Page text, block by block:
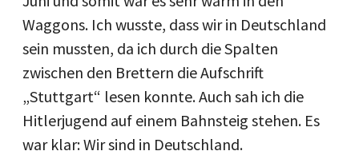
Waggons. Ich wusste, dass wir in Deutschland
sein mussten, da ich durch die Spalten
zwischen den Brettern die Aufschrift
„Stuttgart“ lesen konnte. Auch sah ich die
Hitlerjugend auf einem Bahnsteig stehen. Es
war klar: Wir sind in Deutschland.